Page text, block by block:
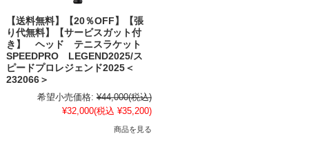
【送料無料】【20％OFF】【張
り代無料】【サービスガット付
き】 ヘッド テニスラケット
SPEEDPRO LEGEND2025/ス
ピードプロレジェンド2025＜
232066＞
希望小売価格: ¥44,000(税込)
¥32,000(税込 ¥35,200)
商品を見る